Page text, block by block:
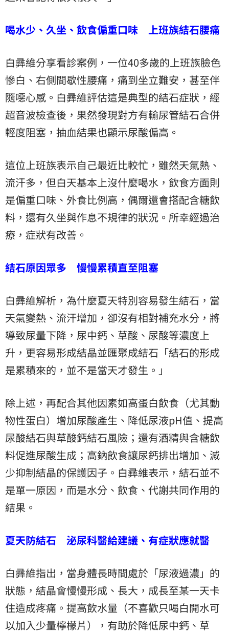
喝水少、久坐、飲食偏重口味 上班族結石腰痛
白彞維分享看診案例，一位40多歲的上班族臉色
慘白、右側間歇性腰痛，痛到坐立難安，甚至伴
隨噁心感。白彞維評估這是典型的結石症狀，經
超音波檢查後，果然發現對方有輸尿管結石合併
輕度阻塞，抽血結果也顯示尿酸偏高。
這位上班族表示自己最近比較忙，雖然天氣熱、
流汗多，但白天基本上沒什麼喝水，飲食方面則
是偏重口味、外食比例高，偶爾還會搭配含糖飲
料，還有久坐與作息不規律的狀況。所幸經過治
療，症狀有改善。
結石原因眾多 慢慢累積直至阻塞
白彞維解析，為什麼夏天特別容易發生結石，當
天氣變熱、流汗增加，卻沒有相對補充水分，將
導致尿量下降，尿中鈣、草酸、尿酸等濃度上
升，更容易形成結晶並匯聚成結石「結石的形成
是累積來的，並不是當天才發生。」
除上述，再配合其他因素如高蛋白飲食（尤其動
物性蛋白）增加尿酸產生、降低尿液pH值、提高
尿酸結石與草酸鈣結石風險；還有酒精與含糖飲
料促進尿酸生成；高鈉飲食讓尿鈣排出增加、減
少抑制結晶的保護因子。白彞維表示，結石並不
是單一原因，而是水分、飲食、代謝共同作用的
結果。
夏天防結石 泌尿科醫給建議、有症狀應就醫
白彞維指出，當身體長時間處於「尿液過濃」的
狀態，結晶會慢慢形成、長大，成長至某一天卡
住造成疼痛。提高飲水量（不喜歡只喝白開水可
以加入少量檸檬片），有助於降低尿中鈣、草